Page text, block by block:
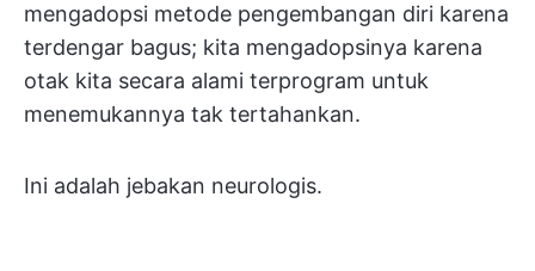
mengadopsi metode pengembangan diri karena
terdengar bagus; kita mengadopsinya karena
otak kita secara alami terprogram untuk
menemukannya tak tertahankan.
Ini adalah jebakan neurologis.